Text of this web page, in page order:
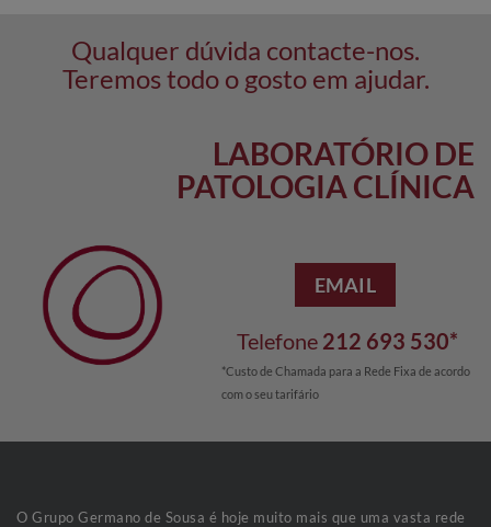
Qualquer dúvida contacte-nos.
Teremos todo o gosto em ajudar.
LABORATÓRIO DE
PATOLOGIA CLÍNICA
EMAIL
Telefone 212 693 530*
*Custo de Chamada para a Rede Fixa de acordo
com o seu tarifário
O Grupo Germano de Sousa é hoje muito mais que uma vasta rede